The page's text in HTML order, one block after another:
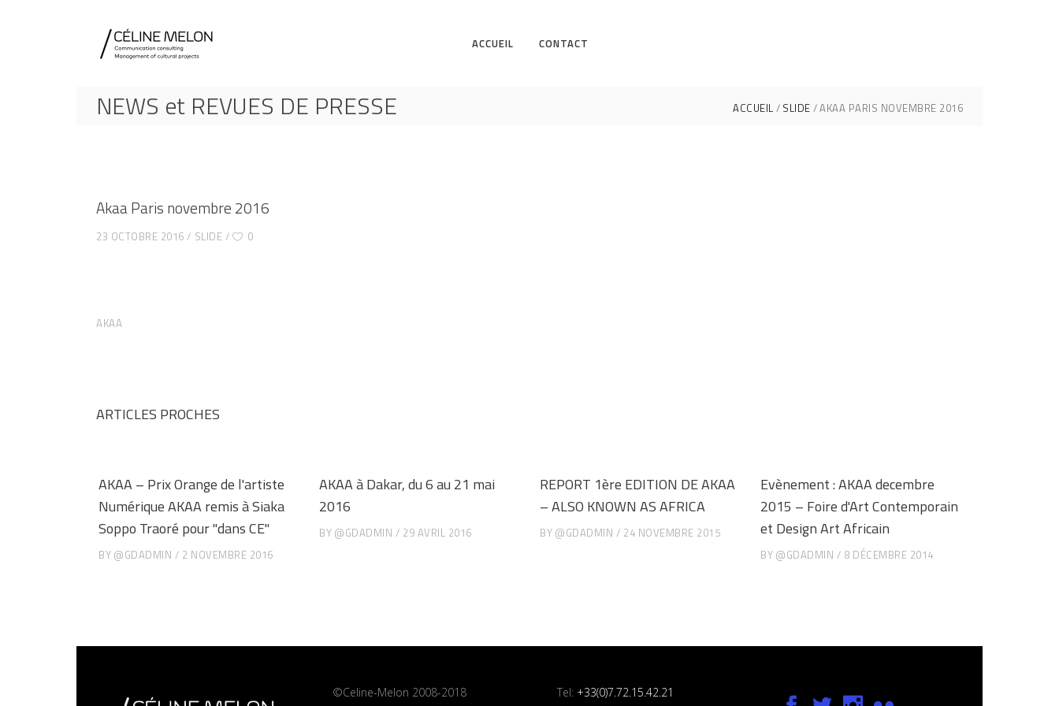
ACCUEIL CONTACT
NEWS et REVUES DE PRESSE ACCUEIL SLIDE AKAA PARIS NOVEMBRE 2016
Akaa Paris novembre 2016
23 OCTOBRE 2016 SLIDE 0
AKAA
ARTICLES PROCHES
AKAA – Prix Orange de l'artiste
Numérique AKAA remis à Siaka
Soppo Traoré pour "dans CE"
BY @GDADMIN 2 NOVEMBRE 2016
AKAA à Dakar, du 6 au 21 mai
2016
BY @GDADMIN 29 AVRIL 2016
REPORT 1ère EDITION DE AKAA
– ALSO KNOWN AS AFRICA
BY @GDADMIN 24 NOVEMBRE 2015
Evènement : AKAA decembre
2015 – Foire d'Art Contemporain
et Design Art Africain
BY @GDADMIN 8 DÉCEMBRE 2014
©Celine-Melon 2008-2018
Tel: +33(0)7.72.15.42.21